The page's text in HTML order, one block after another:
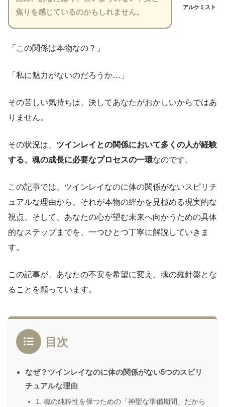
アルケミスト
焦りを感じているのかもしれません。
「この関係は本物なの？」
「私に魅力がないのだろうか…」
その苦しい気持ちは、決してあなたがおかしいからではあ
りません。
その状況は、 ツインレイとの関係において多くの人が経験
する、魂の成長に必要なプロセスの一環なのです。
この記事では、ツインレイなのに体の関係がないスピリチ
ュアルな理由から、それが本物の絆かを見極める現実的な
視点、そして、あなたの心が望む未来へ向かうための具体
的なステップまでを、一つひとつ丁寧に解説していきま
す。
この記事が、あなたの不安を希望に変え、魂の羅針盤とな
ることを願っています。
目次
なぜ？ツインレイなのに体の関係がない5つのスピリ
チュアルな理由
1. 魂の純粋性を保つための「神聖な準備期間」だから